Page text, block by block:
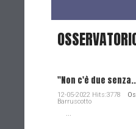
"Non c'è due
12-05-2022 Hits:3778
Barruscotto